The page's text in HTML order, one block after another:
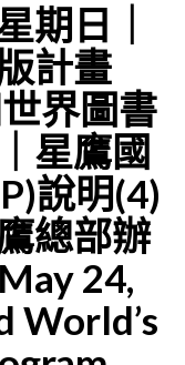
網
站
｜
星
鷹
集
團
第
二
階
期日｜
計畫
界圖書
星鷹國
說明(4)
總部辦
24,
World’s